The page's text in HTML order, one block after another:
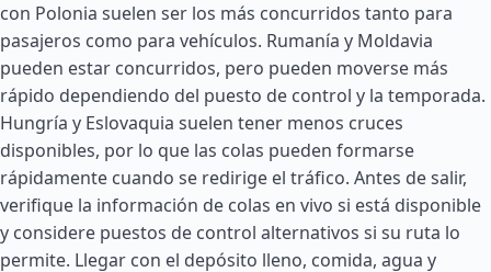
con Polonia suelen ser los más concurridos tanto para
pasajeros como para vehículos. Rumanía y Moldavia
pueden estar concurridos, pero pueden moverse más
rápido dependiendo del puesto de control y la temporada.
Hungría y Eslovaquia suelen tener menos cruces
disponibles, por lo que las colas pueden formarse
rápidamente cuando se redirige el tráfico. Antes de salir,
verifique la información de colas en vivo si está disponible
y considere puestos de control alternativos si su ruta lo
permite. Llegar con el depósito lleno, comida, agua y